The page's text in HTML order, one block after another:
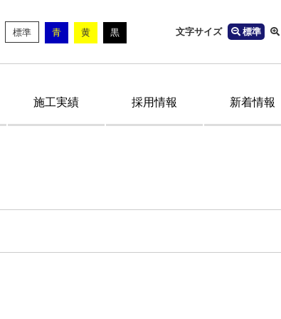
標準 青 黄 黒 文字サイズ 標準
施工実績 採用情報 新着情報